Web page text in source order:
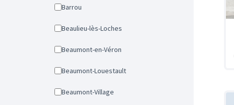
Barrou
Beaulieu-lès-Loches
Beaumont-en-Véron
Beaumont-Louestault
Beaumont-Village